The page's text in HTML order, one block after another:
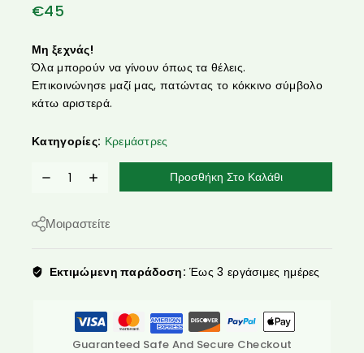
€45
Μη ξεχνάς!
Όλα μπορούν να γίνουν όπως τα θέλεις.
Επικοινώνησε μαζί μας, πατώντας το κόκκινο σύμβολο
κάτω αριστερά.
Κατηγορίες: Κρεμάστρες
Προσθήκη Στο Καλάθι
Μοιραστείτε
Εκτιμώμενη παράδοση: Έως 3 εργάσιμες ημέρες
Guaranteed Safe And Secure Checkout